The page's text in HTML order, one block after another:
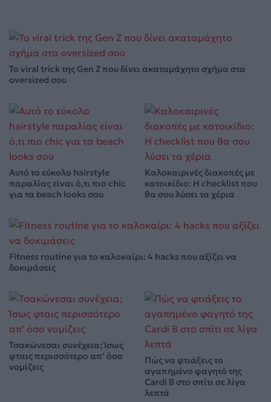
Το viral trick της Gen Z που δίνει ακαταμάχητο σχήμα στα
oversized σου
Αυτό το εύκολο hairstyle
παραλίας είναι ό,τι πιο chic
για τα beach looks σου
Καλοκαιρινές διακοπές με
κατοικίδιο: Η checklist που
θα σου λύσει τα χέρια
Fitness routine για το καλοκαίρι: 4 hacks που αξίζει να
δοκιμάσεις
Τσακώνεσαι συνέχεια; Ίσως
φταις περισσότερο απ’ όσο
νομίζεις
Πώς να φτιάξεις το
αγαπημένο φαγητό της
Cardi B στο σπίτι σε λίγα
λεπτά